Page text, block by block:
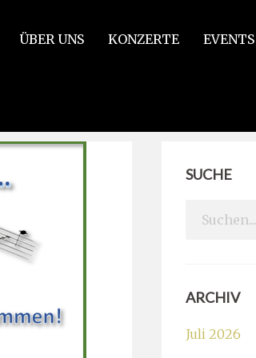
ÜBER UNS KONZERTE EVENTS
SUCHE
Search
ARCHIV
Juli 2026